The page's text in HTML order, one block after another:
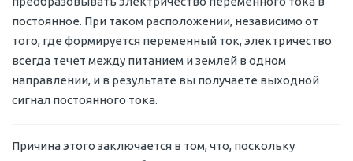
постоянное. При таком расположении, независимо от
того, где формируется переменный ток, электричество
всегда течет между питанием и землей в одном
направлении, и в результате вы получаете выходной
сигнал постоянного тока.
Причина этого заключается в том, что, поскольку